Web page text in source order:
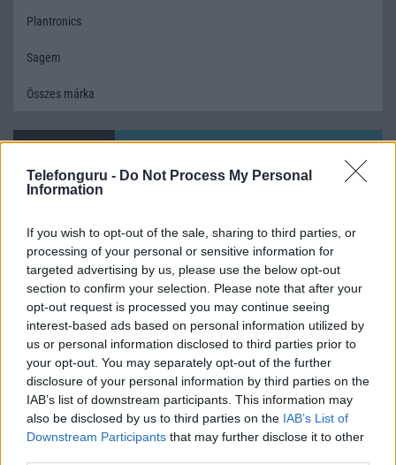
Telefonguru - Do Not Process My Personal
Information
If you wish to opt-out of the sale, sharing to third parties, or
processing of your personal or sensitive information for
targeted advertising by us, please use the below opt-out
section to confirm your selection. Please note that after your
opt-out request is processed you may continue seeing
interest-based ads based on personal information utilized by
us or personal information disclosed to third parties prior to
your opt-out. You may separately opt-out of the further
disclosure of your personal information by third parties on the
IAB’s list of downstream participants. This information may
also be disclosed by us to third parties on the IAB’s List of
Downstream Participants that may further disclose it to other
Plantronics
Sagem
Összes márka
Mennyibe kerül
Keressen a telefonboltok ajánlatai között!
TELEFONOK GYORSLISTA
Márka :
Tipus :